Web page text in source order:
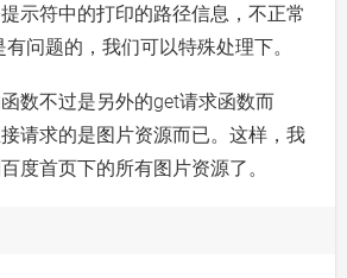
示符中的打印的路径信息，不正常
问题的，我们可以特殊处理下。
数不过是另外的get请求函数而
请求的是图片资源而已。这样，我
度首页下的所有图片资源了。